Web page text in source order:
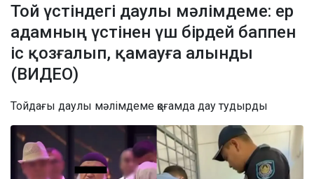
Той үстіндегі даулы мәлімдеме: ер
адамның үстінен үш бірдей баппен
іс қозғалып, қамауға алынды
(ВИДЕО)
Тойдағы даулы мәлімдеме қоғамда дау тудырды